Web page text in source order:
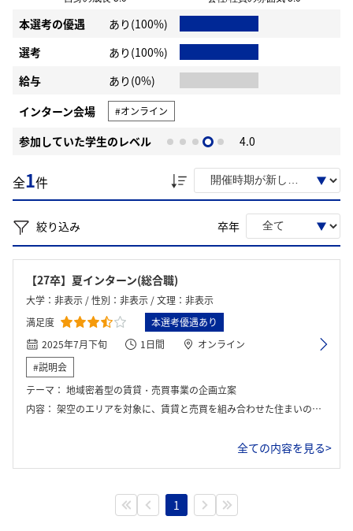
本選考の優遇
あり(100%)
選考
あり(100%)
給与
あり(0%)
インターン会場
#オンライン
参加していた学生のレベル 4.0
全1件
絞り込み 卒年
【27卒】夏インターン(総合職)
大学：非表示 / 性別：非表示 / 文理：非表示
満足度
本選考優遇あり
2025年7月下旬
1日間
オンライン
#説明会
テーマ： 地域密着型の賃貸・売買事業の企画立案
内容： 架空のエリアを対象に、賃貸と売買を組み合わせた住まいの提案を立てるグループワークを行った。最初に事業内容や各部門の役割について説明を受けたあと、与えられたエリアの人口構成や交通、周辺施設などの情報を整理し、どんな人を主な入居者や購入者として想定するかを話し合った。
全ての内容を見る>
1